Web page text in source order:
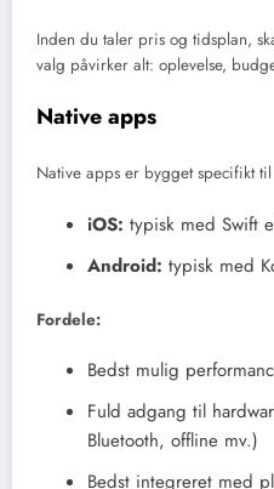
Inden du taler pris og tidsplan,
valg påvirker alt: oplevelse,
Native apps
Native apps er bygget specifikt
iOS: typisk med Swift
Android: typisk med
Fordele:
Bedst mulig
Fuld adgang til
Bluetooth, offline mv.)
Bedst integreret med